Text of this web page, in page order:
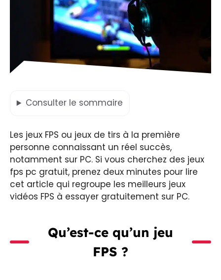
Consulter le sommaire
Les jeux FPS ou jeux de tirs à la première
personne connaissant un réel succès,
notamment sur PC. Si vous cherchez des jeux
fps pc gratuit, prenez deux minutes pour lire
cet article qui regroupe les meilleurs jeux
vidéos FPS à essayer gratuitement sur PC.
Qu’est-ce qu’un jeu
FPS ?